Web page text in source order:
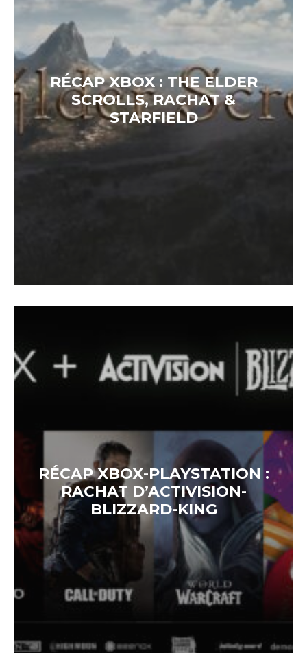
RÉCAP XBOX : THE ELDER
SCROLLS, RACHAT &
STARFIELD
RÉCAP XBOX-PLAYSTATION :
RACHAT D’ACTIVISION-
BLIZZARD-KING